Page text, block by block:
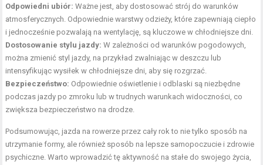
Odpowiedni ubiór: Ważne jest, aby dostosować strój do warunków
atmosferycznych. Odpowiednie warstwy odzieży, które zapewniają ciepło
i jednocześnie pozwalają na wentylację, są kluczowe w chłodniejsze dni.
Dostosowanie stylu jazdy: W zależności od warunków pogodowych,
można zmienić styl jazdy, na przykład zwalniając w deszczu lub
intensyfikując wysiłek w chłodniejsze dni, aby się rozgrzać.
Bezpieczeństwo: Odpowiednie oświetlenie i odblaski są niezbędne
podczas jazdy po zmroku lub w trudnych warunkach widoczności, co
zwiększa bezpieczeństwo na drodze.
Podsumowując, jazda na rowerze przez cały rok to nie tylko sposób na
utrzymanie formy, ale również sposób na lepsze samopoczucie i zdrowie
psychiczne. Warto wprowadzić tę aktywność na stałe do swojego życia,